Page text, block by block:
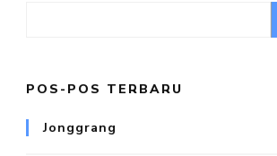
POS-POS TERBARU
Jonggrang